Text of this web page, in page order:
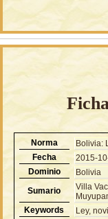
Norma
Bolivia:
Fecha
2015-
Dominio
Bolivia
Sumario
Villa
Keywords
Ley,